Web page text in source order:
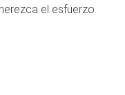
el esfuerzo.